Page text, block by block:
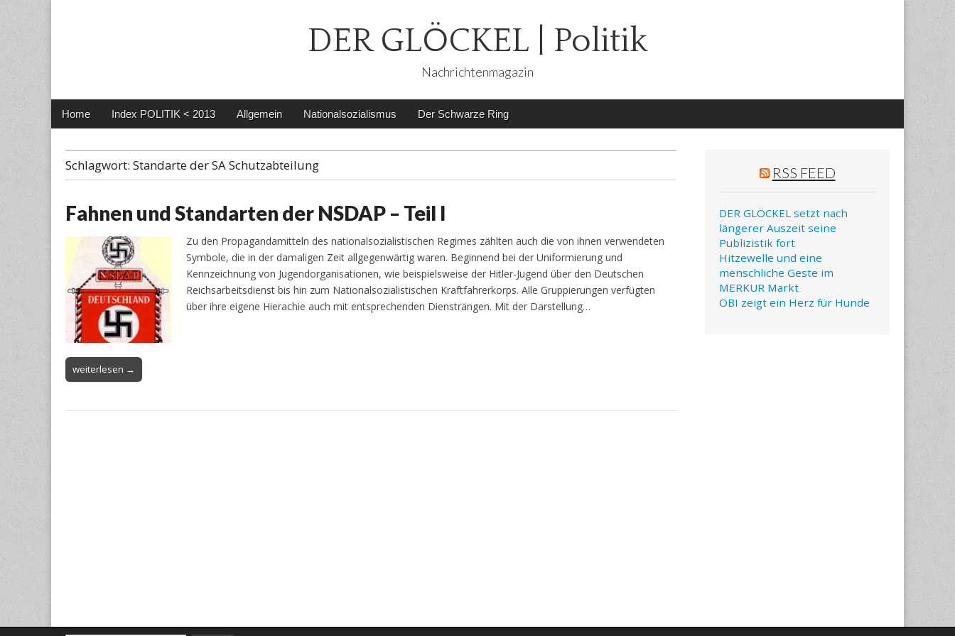
DER GLÖCKEL | Politik
Nachrichtenmagazin
Main
Skip
Home Index POLITIK < 2013 Allgemein Nationalsozialismus Der Schwarze Ring
Schlagwort: Standarte der SA Schutzabteilung
Fahnen und Standarten der NSDAP – Teil I
Zu den Propagandamitteln des nationalsozialistischen Regimes zählten auch die von ihnen verwendeten
Symbole, die in der damaligen Zeit allgegenwärtig waren. Beginnend bei der Uniformierung und
Kennzeichnung von Jugendorganisationen, wie beispielsweise der Hitler-Jugend über den Deutschen
Reichsarbeitsdienst bis hin zum Nationalsozialistischen Kraftfahrerkorps. Alle Gruppierungen verfügten
über ihre eigene Hierachie auch mit entsprechenden Diensträngen. Mit der Darstellung…
weiterlesen →
RSS FEED
DER GLÖCKEL setzt nach
längerer Auszeit seine
Publizistik fort
Hitzewelle und eine
menschliche Geste im
MERKUR Markt
OBI zeigt ein Herz für Hunde